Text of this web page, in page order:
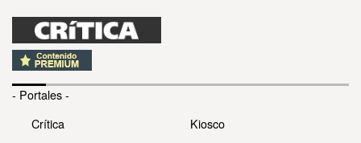
- Portales -
Crítica
Kiosco